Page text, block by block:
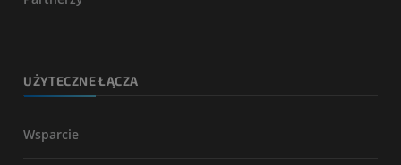
UŻYTECZNE ŁĄCZA
Wsparcie